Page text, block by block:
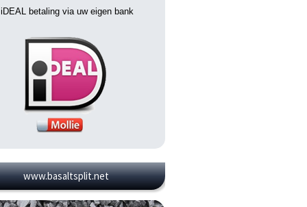
iDEAL betaling via uw eigen bank
www.basaltsplit.net